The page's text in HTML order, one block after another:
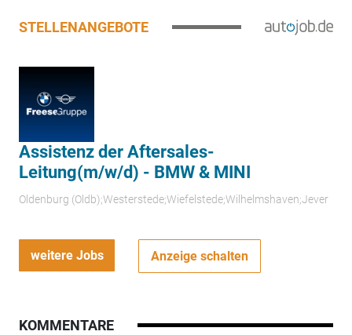
STELLENANGEBOTE
Assistenz der Aftersales-
Leitung(m/w/d) - BMW & MINI
Oldenburg (Oldb);Westerstede;Wiefelstede;Wilhelmshaven;Jever
weitere Jobs Anzeige schalten
KOMMENTARE